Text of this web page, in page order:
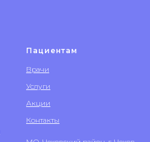
Пациентам
Врачи
Услуги
Акции
Контакты